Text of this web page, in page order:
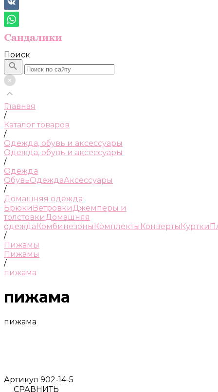
Поиск
Главная
/
Каталог товаров
/
Одежда, обувь и аксессуары
Одежда, обувь и аксессуары
/
Одежда
ОбувьОдеждаАксессуары
/
Домашняя одежда
Брюки ВетровкиДжемперы и
толстовкиДомашняя
одеждаКомбинезоны Комплекты Конверты Куртки
/
Пижамы
Пижамы
/
пижама
пижама
пижама
Артикул 902-14-5
СРАВНИТЬ